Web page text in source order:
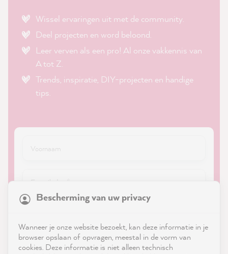
Wissel ervaringen uit met de community.
Deel projecten en word beloond.
Leer verven als een pro! Al onze vakkennis van
A tot Z.
Trends, inspiratie, DIY-projecten en handige
tips.
Aanmelden
*Verplicht veld ·
Bescherming van uw privacy
Wanneer je onze website bezoekt, kan deze informatie in je
browser opslaan of opvragen, meestal in de vorm van
cookies. Deze informatie is niet alleen technisch
reviews-io